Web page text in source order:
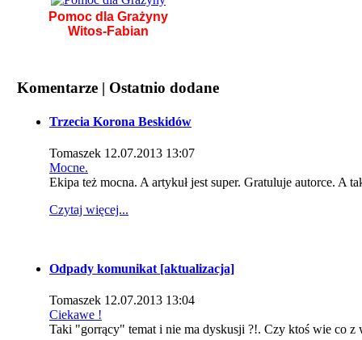
Pomoc dla Grażyny
Witos-Fabian
Komentarze | Ostatnio dodane
Trzecia Korona Beskidów
Tomaszek 12.07.2013 13:07
Mocne.
Ekipa też mocna. A artykuł jest super. Gratuluje autorce. A
Czytaj więcej...
Odpady komunikat [aktualizacja]
Tomaszek 12.07.2013 13:04
Ciekawe !
Taki "gorrący" temat i nie ma dyskusji ?!. Czy ktoś wie co z